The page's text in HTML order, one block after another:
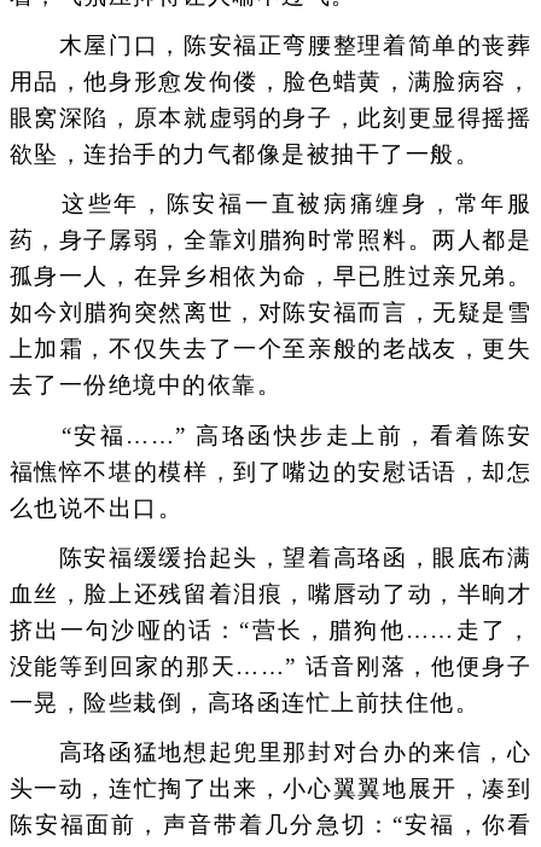
木屋门口，陈安福正弯腰整理着简单的丧葬
用品，他身形愈发佝偻，脸色蜡黄，满脸病容，
眼窝深陷，原本就虚弱的身子，此刻更显得摇摇
欲坠，连抬手的力气都像是被抽干了一般。
这些年，陈安福一直被病痛缠身，常年服
药，身子孱弱，全靠刘腊狗时常照料。两人都是
孤身一人，在异乡相依为命，早已胜过亲兄弟。
如今刘腊狗突然离世，对陈安福而言，无疑是雪
上加霜，不仅失去了一个至亲般的老战友，更失
去了一份绝境中的依靠。
“安福……” 高珞函快步走上前，看着陈安
福憔悴不堪的模样，到了嘴边的安慰话语，却怎
么也说不出口。
陈安福缓缓抬起头，望着高珞函，眼底布满
血丝，脸上还残留着泪痕，嘴唇动了动，半晌才
挤出一句沙哑的话：“营长，腊狗他……走了，
没能等到回家的那天……” 话音刚落，他便身子
一晃，险些栽倒，高珞函连忙上前扶住他。
高珞函猛地想起兜里那封对台办的来信，心
头一动，连忙掏了出来，小心翼翼地展开，凑到
陈安福面前，声音带着几分急切：“安福，你看